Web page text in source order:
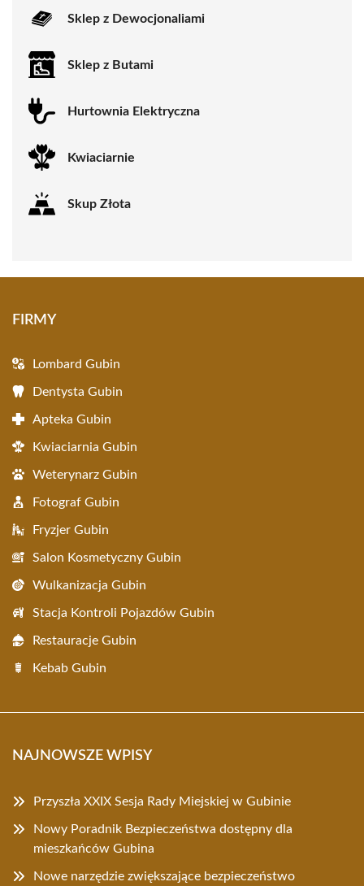
Sklep z Dewocjonaliami
Sklep z Butami
Hurtownia Elektryczna
Kwiaciarnie
Skup Złota
FIRMY
Lombard Gubin
Dentysta Gubin
Apteka Gubin
Kwiaciarnia Gubin
Weterynarz Gubin
Fotograf Gubin
Fryzjer Gubin
Salon Kosmetyczny Gubin
Wulkanizacja Gubin
Stacja Kontroli Pojazdów Gubin
Restauracje Gubin
Kebab Gubin
NAJNOWSZE WPISY
Przyszła XXIX Sesja Rady Miejskiej w Gubinie
Nowy Poradnik Bezpieczeństwa dostępny dla
mieszkańców Gubina
Nowe narzędzie zwiększające bezpieczeństwo